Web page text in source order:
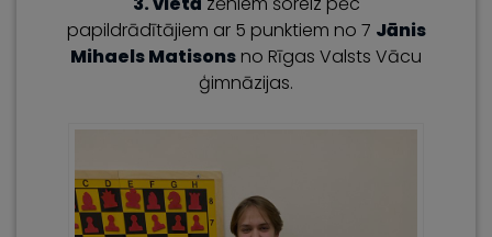
papildrādītājiem ar 5 punktiem no 7 Jānis
Mihaels Matisons no Rīgas Valsts Vācu
ģimnāzijas.